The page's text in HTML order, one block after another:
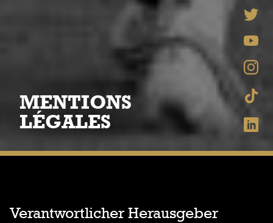
MENTIONS
LÉGALES
Verantwortlicher Herausgeber